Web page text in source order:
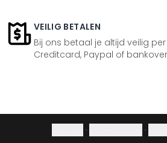
VEILIG BETALEN
Bij ons betaal je altijd veilig per
Creditcard, Paypal of
· ·